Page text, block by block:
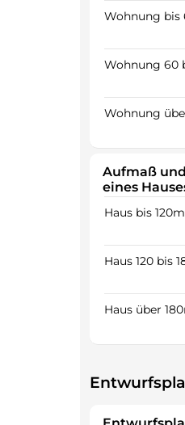
Wohnung bis
Wohnung 60
Wohnung
Aufmaß
eines
Haus bis
Haus 120 bis
Haus über